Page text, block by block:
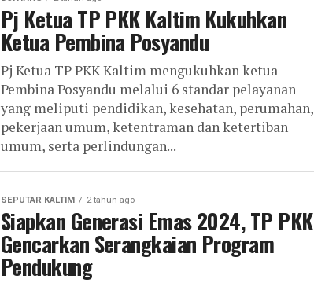
Pj Ketua TP PKK Kaltim Kukuhkan
Ketua Pembina Posyandu
Pj Ketua TP PKK Kaltim mengukuhkan ketua
Pembina Posyandu melalui 6 standar pelayanan
yang meliputi pendidikan, kesehatan, perumahan,
pekerjaan umum, ketentraman dan ketertiban
umum, serta perlindungan...
SEPUTAR KALTIM 2 tahun ago
Siapkan Generasi Emas 2024, TP PKK
Gencarkan Serangkaian Program
Pendukung